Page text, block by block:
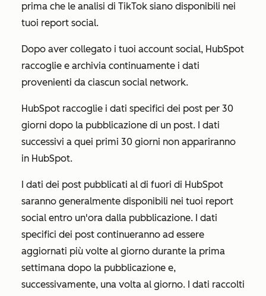
prima che le analisi di TikTok siano disponibili nei
tuoi report social.
Dopo aver collegato i tuoi account social, HubSpot
raccoglie e archivia continuamente i dati
provenienti da ciascun social network.
HubSpot raccoglie i dati specifici dei post per 30
giorni dopo la pubblicazione di un post. I dati
successivi a quei primi 30 giorni non appariranno
in HubSpot.
I dati dei post pubblicati al di fuori di HubSpot
saranno generalmente disponibili nei tuoi report
social entro un'ora dalla pubblicazione. I dati
specifici dei post continueranno ad essere
aggiornati più volte al giorno durante la prima
settimana dopo la pubblicazione e,
successivamente, una volta al giorno. I dati raccolti